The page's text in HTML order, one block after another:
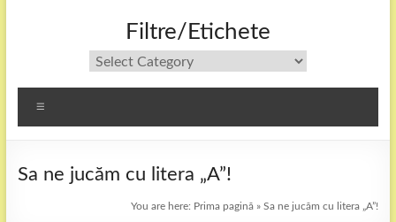
Filtre/Etichete
Filtre/Etichete
Sa ne jucăm cu litera „A”!
You are here: Prima pagină »Sa ne jucăm cu litera „A”!